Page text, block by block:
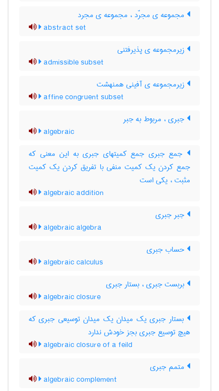
مجموعه ی مجرّد ، مجموعه ی مجرد
abstract set
زیرمجموعه ی پذیرفتنی
admissible subset
زیرمجموعه ی آفینی همنهشت
affine congruent subset
جبری ، مربوط به جبر
algebraic
جمع جبری جمع کمیتهای جبری به این معنی که
جمع کردن یک کمیت منفی با تفریق کردن یک کمیت
مثبت ، یکی است
algebraic addition
جبر جبری
algebraic algebra
حساب جبری
algebraic calculus
بربست جبری ، بستار جبری
algebraic closure
بستار جبری یک میدان یک میدان توسیعی جبری که
هیچ توسیع جبری بجز خودش ندارد
algebraic closure of a feild
متمم جبری
algebraic complement